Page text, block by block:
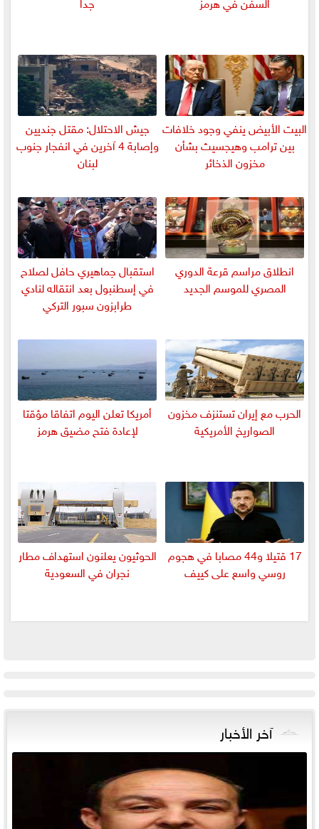
البيت الأبيض ينفي وجود خلافات
بين ترامب وهيجسيث بشأن
مخزون الذخائر
جيش الاحتلال: مقتل جنديين
وإصابة 4 آخرين في انفجار جنوب
لبنان
انطلاق مراسم قرعة الدوري
المصري للموسم الجديد
استقبال جماهيري حافل لصلاح
في إسطنبول بعد انتقاله لنادي
طرابزون سبور التركي
الحرب مع إيران تستنزف مخزون
الصواريخ الأمريكية
أمريكا تعلن اليوم اتفاقا مؤقتا
لإعادة فتح مضيق هرمز
17 قتيلا و44 مصابا في هجوم
روسي واسع على كييف
الحوثيون يعلنون استهداف مطار
نجران في السعودية
آخر الأخبار